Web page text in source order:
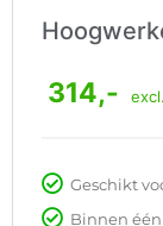
314,-
Geschikt
Binnen